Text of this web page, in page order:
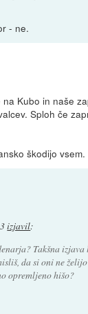
- ne.
Kubo in naše
Sploh če
škodijo vsem.
izjavil:
Takšna izjava
da si oni ne
opremljeno hišo?